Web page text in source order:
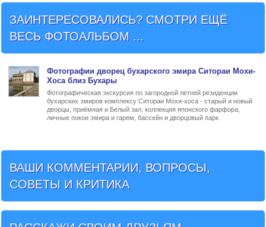
ЗАИНТЕРЕСОВАЛИСЬ? СМОТРИ ЕЩЁ
ВЕСЬ ФОТОАЛЬБОМ ...
Фотографии дворец бухарского эмира Ситораи Мохи-
Хоса близ Бухары
Фотографическая экскурсия по загородной летней резиденции
бухарских эмиров комплексу Ситораи Мохи-хоса - старый и новый
дворцы, приёмная и Белый зал, коллекция японского фарфора,
личные покои эмира и гарем, бассейн и дворцовый парк
ВАШИ КОММЕНТАРИИ, ВОПРОСЫ,
СОВЕТЫ И КРИТИКА